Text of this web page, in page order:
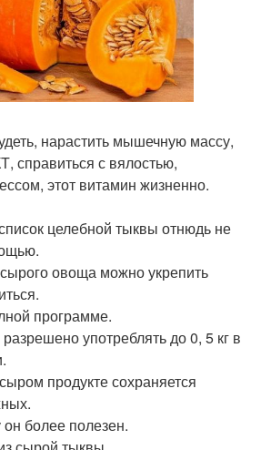
нарастить мышечную массу,
справиться с вялостью,
этот витамин жизненно.
целебной тыквы отнюдь не
овоща можно укрепить
программе.
употреблять до 0, 5 кг в
продукте сохраняется
более полезен.